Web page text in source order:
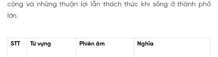
cộng và những thuận lợi lẫn thách thức khi sống ở thành phố
lớn.
STT Từ vựng Phiên âm Nghĩa